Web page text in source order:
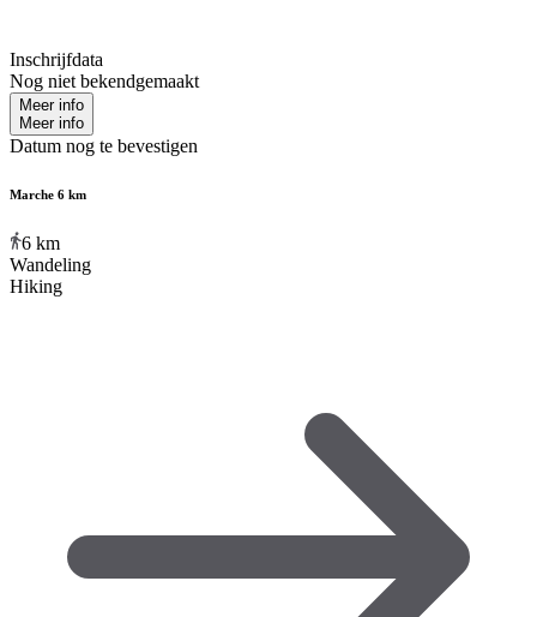
Inschrijfdata
Nog niet bekendgemaakt
Meer info
Meer info
Datum nog te bevestigen
Marche 6 km
6 km
Wandeling
Hiking